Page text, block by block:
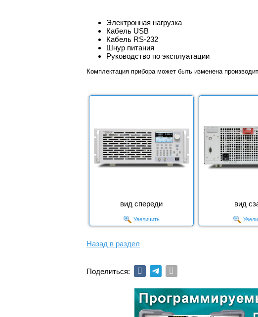
Электронная нагрузка
Кабель USB
Кабель RS-232
Шнур питания
Руководство по эксплуатации
Комплектация прибора может быть изменена
вид спереди
Увеличить
вид
Назад в раздел
Поделиться: